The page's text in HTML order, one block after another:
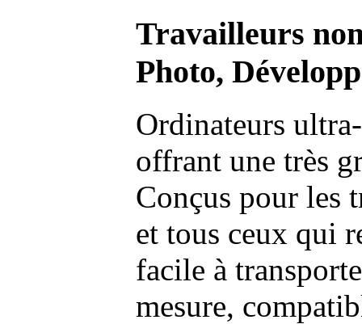
Travailleurs
Photo,
Ordinateurs
offrant une très
Conçus pour les
et tous ceux qui
facile à
mesure,